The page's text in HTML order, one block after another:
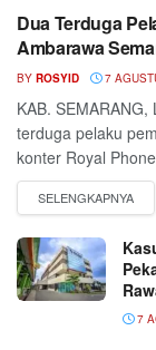
Dua Terduga
Ambarawa
BY ROSYID 7
KAB.
terduga pelaku
konter Royal
7